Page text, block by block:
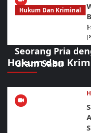
Hukum dan
Hukum Dan Kriminal
Diduga Jadi
Anti Narkoba
Seorang Pria
Gram Sabu